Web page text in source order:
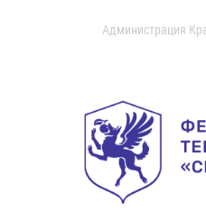
Администрация